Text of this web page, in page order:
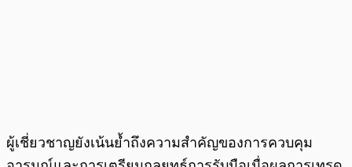
ผู้เชี่ยวชาญยังเน้นย้ำถึงความสำคัญของการควบคุม